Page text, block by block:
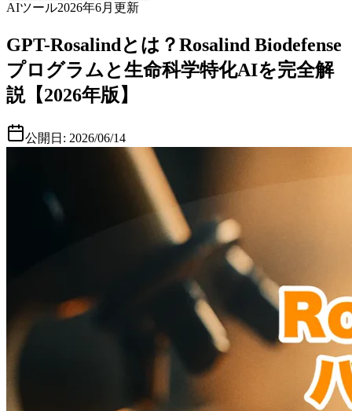
AIツール2026年6月更新
GPT-Rosalindとは？Rosalind Biodefense
プログラムと生命科学特化AIを完全解
説【2026年版】
公開日: 2026/06/14